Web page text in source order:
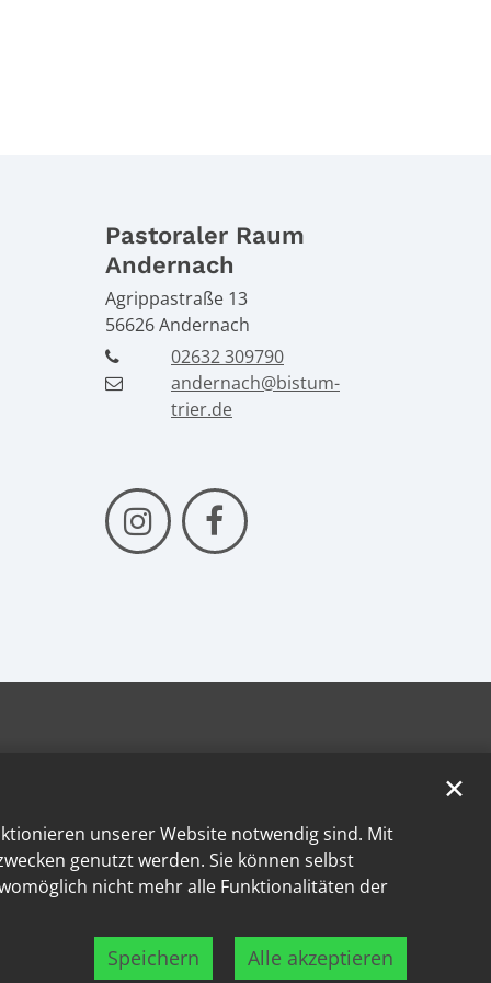
unserer Website notwendig sind. Mit
genutzt werden. Sie können selbst
nicht mehr alle Funktionalitäten der
Speichern Alle akzeptieren
✕
Pastoraler Raum
Andernach
Agrippastraße 13
56626Andernach
02632 309790
andernach@bistum-
trier.de